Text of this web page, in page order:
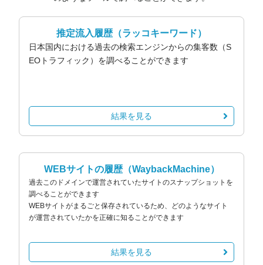
推定流入履歴（ラッコキーワード）
日本国内における過去の検索エンジンからの集客数（S
EOトラフィック）を調べることができます
結果を見る
WEBサイトの履歴（WaybackMachine）
過去このドメインで運営されていたサイトのスナップショットを
調べることができます
WEBサイトがまるごと保存されているため、どのようなサイト
が運営されていたかを正確に知ることができます
結果を見る